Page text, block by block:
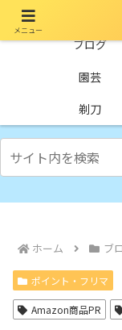
ブログ
園芸
剃刀
ホーム ブ
ポイント・フリマ
Amazon商品PR
メニュー